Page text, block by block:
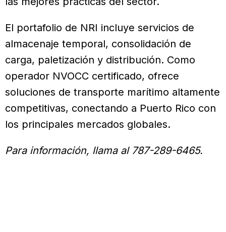
El portafolio de NRI incluye servicios de
almacenaje temporal, consolidación de
carga, paletización y distribución. Como
operador NVOCC certificado, ofrece
soluciones de transporte marítimo altamente
competitivas, conectando a Puerto Rico con
los principales mercados globales.
Para información, llama al 787-289-6465.